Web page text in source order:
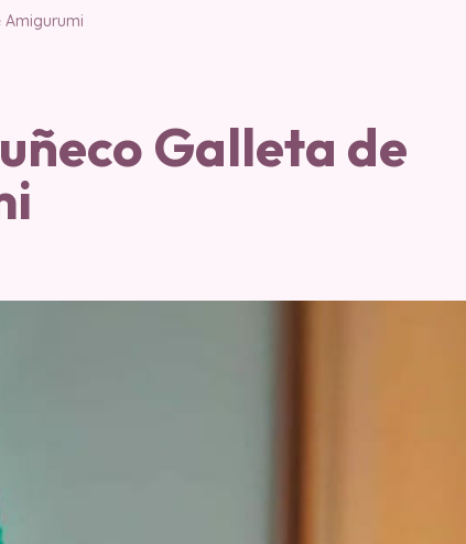
Amigurumi
Galleta de